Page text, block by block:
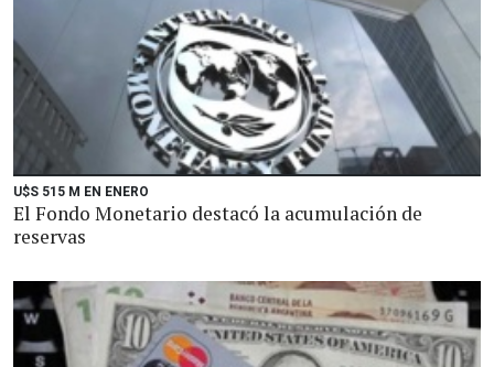
U$S 515 M EN ENERO
El Fondo Monetario destacó la acumulación de
reservas